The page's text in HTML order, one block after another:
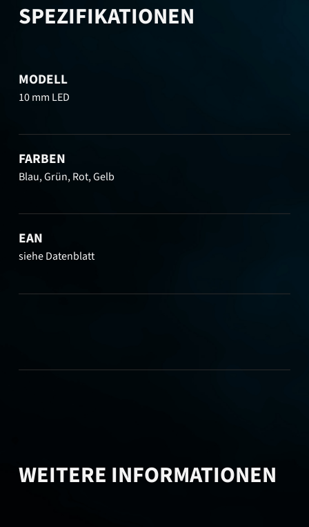
SPEZIFIKATIONEN
MODELL
10 mm LED
FARBEN
Blau, Grün, Rot, Gelb
EAN
siehe Datenblatt
WEITERE INFORMATIONEN